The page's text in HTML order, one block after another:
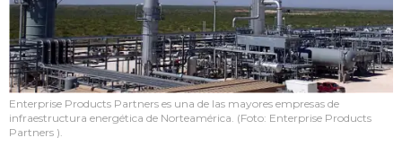
Enterprise Products Partners es una de las mayores empresas de
infraestructura energética de Norteamérica. (Foto: Enterprise Products
Partners ).